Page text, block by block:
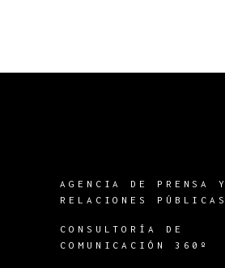
AGENCIA DE PRENSA Y
RELACIONES PÚBLICAS
CONSULTORÍA DE
COMUNICACIÓN 360º